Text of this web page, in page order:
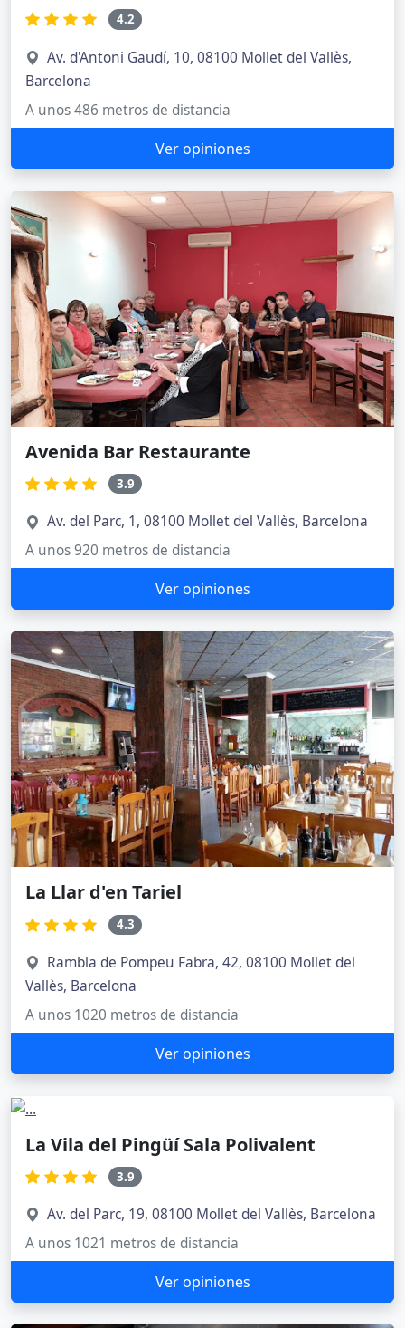
4.2
Av. d'Antoni Gaudí, 10, 08100 Mollet del Vallès,
Barcelona
A unos 486 metros de distancia
Ver opiniones
Avenida Bar Restaurante
3.9
Av. del Parc, 1, 08100 Mollet del Vallès, Barcelona
A unos 920 metros de distancia
Ver opiniones
La Llar d'en Tariel
4.3
Rambla de Pompeu Fabra, 42, 08100 Mollet del
Vallès, Barcelona
A unos 1020 metros de distancia
Ver opiniones
La Vila del Pingüí Sala Polivalent
3.9
Av. del Parc, 19, 08100 Mollet del Vallès, Barcelona
A unos 1021 metros de distancia
Ver opiniones